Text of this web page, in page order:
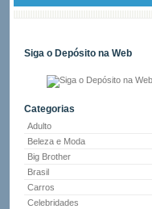
Siga o Depósito na Web
Categorias
Adulto
Beleza e Moda
Big Brother
Brasil
Carros
Celebridades